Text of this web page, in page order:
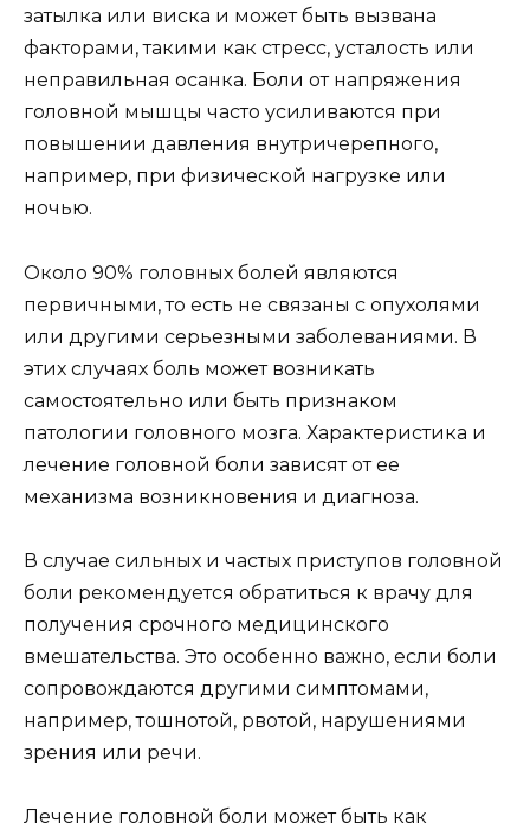
затылка или виска и может быть вызвана
факторами, такими как стресс, усталость или
неправильная осанка. Боли от напряжения
головной мышцы часто усиливаются при
повышении давления внутричерепного,
например, при физической нагрузке или
ночью.
Около 90% головных болей являются
первичными, то есть не связаны с опухолями
или другими серьезными заболеваниями. В
этих случаях боль может возникать
самостоятельно или быть признаком
патологии головного мозга. Характеристика и
лечение головной боли зависят от ее
механизма возникновения и диагноза.
В случае сильных и частых приступов головной
боли рекомендуется обратиться к врачу для
получения срочного медицинского
вмешательства. Это особенно важно, если боли
сопровождаются другими симптомами,
например, тошнотой, рвотой, нарушениями
зрения или речи.
Лечение головной боли может быть как